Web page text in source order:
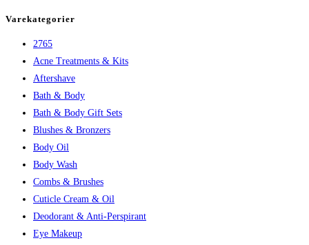
Varekategorier
2765
Acne Treatments & Kits
Aftershave
Bath & Body
Bath & Body Gift Sets
Blushes & Bronzers
Body Oil
Body Wash
Combs & Brushes
Cuticle Cream & Oil
Deodorant & Anti-Perspirant
Eye Makeup